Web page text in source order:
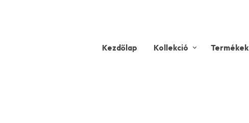
Kezdőlap Kollekció Termékek